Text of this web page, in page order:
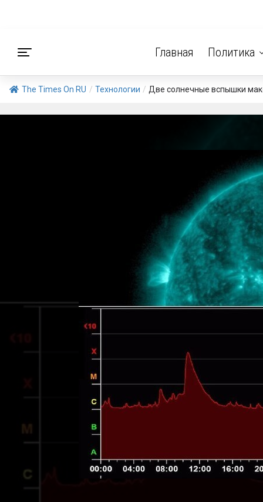
Главная Политика
The Times On RU / Технологии / Две солнечные вспышки